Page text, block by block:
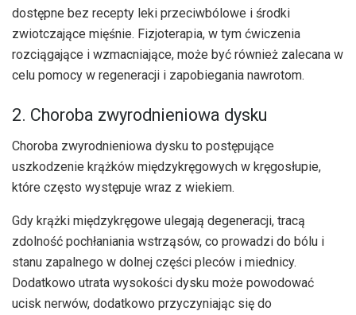
dostępne bez recepty leki przeciwbólowe i środki
zwiotczające mięśnie. Fizjoterapia, w tym ćwiczenia
rozciągające i wzmacniające, może być również zalecana w
celu pomocy w regeneracji i zapobiegania nawrotom.
2. Choroba zwyrodnieniowa dysku
Choroba zwyrodnieniowa dysku to postępujące
uszkodzenie krążków międzykręgowych w kręgosłupie,
które często występuje wraz z wiekiem.
Gdy krążki międzykręgowe ulegają degeneracji, tracą
zdolność pochłaniania wstrząsów, co prowadzi do bólu i
stanu zapalnego w dolnej części pleców i miednicy.
Dodatkowo utrata wysokości dysku może powodować
ucisk nerwów, dodatkowo przyczyniając się do